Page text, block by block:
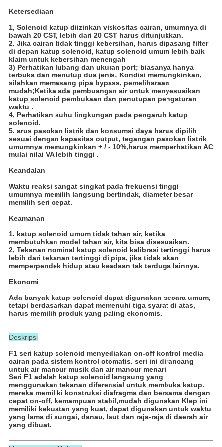
Ketersediaan
1, Solenoid katup diizinkan viskositas cairan, umumnya di
bawah 20 CST, lebih dari 20 CST harus ditunjukkan.
2. Jika cairan tidak tinggi kebersihan, harus dipasang filter
di depan katup solenoid, katup solenoid umum lebih baik
klaim untuk kebersihan menengah
3) Perhatikan lubang dan ukuran port; biasanya hanya
terbuka dan menutup dua jenis; Kondisi memungkinkan,
silahkan memasang pipa bypass, pemeliharaan
mudah;Ketika ada pembuangan air untuk menyesuaikan
katup solenoid pembukaan dan penutupan pengaturan
waktu .
4, Perhatikan suhu lingkungan pada pengaruh katup
solenoid.
5. arus pasokan listrik dan konsumsi daya harus dipilih
sesuai dengan kapasitas output, tegangan pasokan listrik
umumnya memungkinkan + / - 10%,harus memperhatikan AC
mulai nilai VA lebih tinggi .
Keandalan
Waktu reaksi sangat singkat pada frekuensi tinggi
umumnya memilih langsung bertindak, diameter besar
memilih seri cepat.
Keamanan
1. katup solenoid umum tidak tahan air, ketika
membutuhkan model tahan air, kita bisa disesuaikan.
2, Tekanan nominal katup solenoid kalibrasi tertinggi harus
lebih dari tekanan tertinggi di pipa, jika tidak akan
memperpendek hidup atau keadaan tak terduga lainnya.
Ekonomi
Ada banyak katup solenoid dapat digunakan secara umum,
tetapi berdasarkan dapat memenuhi tiga syarat di atas,
harus memilih produk yang paling ekonomis.
Deskripsi
F1 seri katup solenoid menyediakan on-off kontrol media
cairan pada sistem kontrol otomatis. seri ini dirancang
untuk air mancur musik dan air mancur menari.
Seri F1 adalah katup solenoid langsung yang
menggunakan tekanan diferensial untuk membuka katup.
mereka memiliki konstruksi diafragma dan bersama dengan
cepat on-off, kemampuan stabil,mudah digunakan Klep ini
memiliki kekuatan yang kuat, dapat digunakan untuk waktu
yang lama di sungai, danau, laut dan raja-raja di daerah air
yang dibuat.